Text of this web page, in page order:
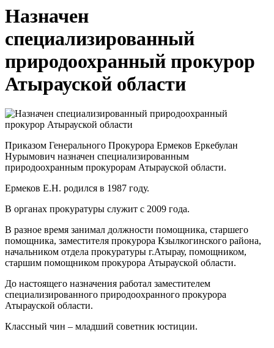
Назначен
специализированный
природоохранный прокурор
Атырауской области
Приказом Генерального Прокурора Ермеков Еркебулан
Нурымович назначен специализированным
природоохранным прокурорам Атырауской области.
Ермеков Е.Н. родился в 1987 году.
В органах прокуратуры служит с 2009 года.
В разное время занимал должности помощника, старшего
помощника, заместителя прокурора Кзылкогинского района,
начальником отдела прокуратуры г.Атырау, помощником,
старшим помощником прокурора Атырауской области.
До настоящего назначения работал заместителем
специализированного природоохранного прокурора
Атырауской области.
Классный чин – младший советник юстиции.